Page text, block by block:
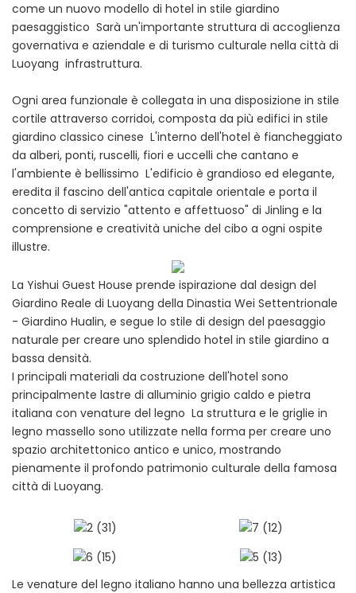
come un nuovo modello di hotel in stile giardino
paesaggistico Sarà un'importante struttura di accoglienza
governativa e aziendale e di turismo culturale nella città di
Luoyang infrastruttura.
Ogni area funzionale è collegata in una disposizione in stile
cortile attraverso corridoi, composta da più edifici in stile
giardino classico cinese L'interno dell'hotel è fiancheggiato
da alberi, ponti, ruscelli, fiori e uccelli che cantano e
l'ambiente è bellissimo L'edificio è grandioso ed elegante,
eredita il fascino dell'antica capitale orientale e porta il
concetto di servizio "attento e affettuoso" di Jinling e la
comprensione e creatività uniche del cibo a ogni ospite
illustre.
La Yishui Guest House prende ispirazione dal design del
Giardino Reale di Luoyang della Dinastia Wei Settentrionale
- Giardino Hualin, e segue lo stile di design del paesaggio
naturale per creare uno splendido hotel in stile giardino a
bassa densità.
I principali materiali da costruzione dell'hotel sono
principalmente lastre di alluminio grigio caldo e pietra
italiana con venature del legno La struttura e le griglie in
legno massello sono utilizzate nella forma per creare uno
spazio architettonico antico e unico, mostrando
pienamente il profondo patrimonio culturale della famosa
città di Luoyang.
Le venature del legno italiano hanno una bellezza artistica